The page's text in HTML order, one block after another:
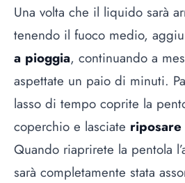
Una volta che il liquido sarà
tenendo il fuoco medio,
a pioggia, continuando a
aspettate un paio di minuti.
lasso di tempo coprite la
coperchio e lasciate
Quando riaprirete la pentola
sarà completamente stata